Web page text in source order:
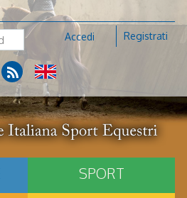
Accedi Registrati
SPORT